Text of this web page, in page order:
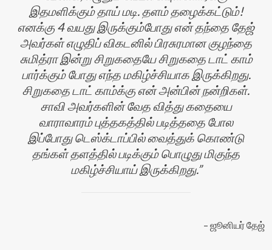
இதமளிக்கும் தாய் மடி. தளம் தழைக்கட்டும்!
எனக்கு 4 வயது இருக்கும்போது என் தந்தை தேஜ்
அவர்கள் எழுதிப் விகடனில் பிரசுரமான குழந்தை
சுமித்ரா இன்று சிறுகதையே சிறுகதை டாட் காம்
பார்க்கும் போது எந்த மகிழ்ச்சியாக இருக்கிறது.
சிறுகதை டாட் காம்க்கு என் அன்பின் நன்றிகள்.
சாவி அவர்களின் வேத வித்து கதையை
வாராவாரம் புத்தகத்தில் படித்ததை போல
இப்போது டெஸ்க்டாப்பில் வைத்துக் கொண்டு
தங்கள் தளத்தில் படிக்கும் பொழுது மிகுந்த
மகிழ்ச்சியாய் இருக்கிறது.
ஜூனியர் தேஜ்